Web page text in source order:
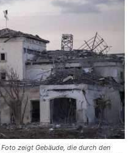
zeigt Gebäude, die durch den